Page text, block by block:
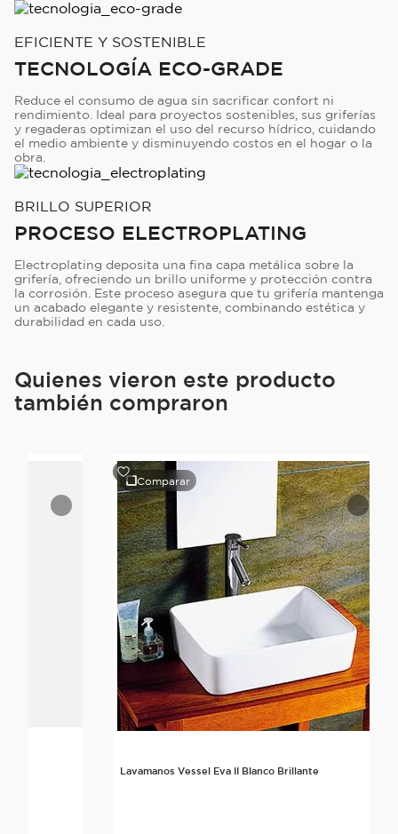
EFICIENTE Y SOSTENIBLE
TECNOLOGÍA ECO-GRADE
Reduce el consumo de agua sin sacrificar confort ni
rendimiento. Ideal para proyectos sostenibles, sus griferías
y regaderas optimizan el uso del recurso hídrico, cuidando
el medio ambiente y disminuyendo costos en el hogar o la
obra.
BRILLO SUPERIOR
PROCESO ELECTROPLATING
Electroplating deposita una fina capa metálica sobre la
grifería, ofreciendo un brillo uniforme y protección contra
la corrosión. Este proceso asegura que tu grifería mantenga
un acabado elegante y resistente, combinando estética y
durabilidad en cada uso.
Quienes vieron este producto
también compraron
Comparar
Lavamanos Vessel Eva II Blanco Brillante